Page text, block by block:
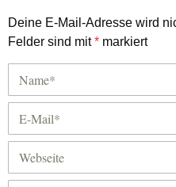
Deine E-Mail-Adresse wird
Felder sind mit* markiert